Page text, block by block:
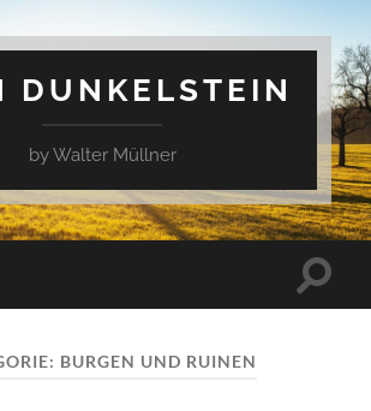
DUNKELSTEIN
by Walter Müllner
BURGEN UND RUINEN